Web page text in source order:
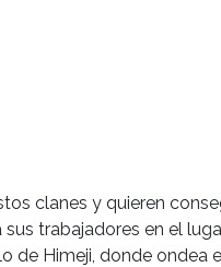
clanes y quieren
trabajadores en el
Himeji, donde ondea